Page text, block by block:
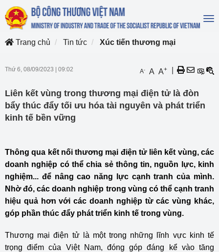
Trang chủ
Tin tức Xúc tiến thương mại
Thứ 6, 08/09/2023 09:02 A- A A+
Liên kết vùng trong thương mại điện tử là đòn
bẩy thúc đẩy tối ưu hóa tài nguyên và phát triển
kinh tế bền vững
Thông qua kết nối thương mại điện tử liên kết vùng, các
doanh nghiệp có thể chia sẻ thông tin, nguồn lực, kinh
nghiệm... để nâng cao năng lực cạnh tranh của mình.
Nhờ đó, các doanh nghiệp trong vùng có thể cạnh tranh
hiệu quả hơn với các doanh nghiệp từ các vùng khác,
góp phần thúc đẩy phát triển kinh tế trong vùng.
Thương mại điện tử là một trong những lĩnh vực kinh tế
trọng điểm của Việt Nam, đóng góp đáng kể vào tăng